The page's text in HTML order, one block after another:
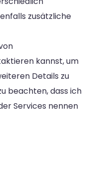
zusätzliche
kannst, um
Details zu
beachten, dass ich
Services nennen